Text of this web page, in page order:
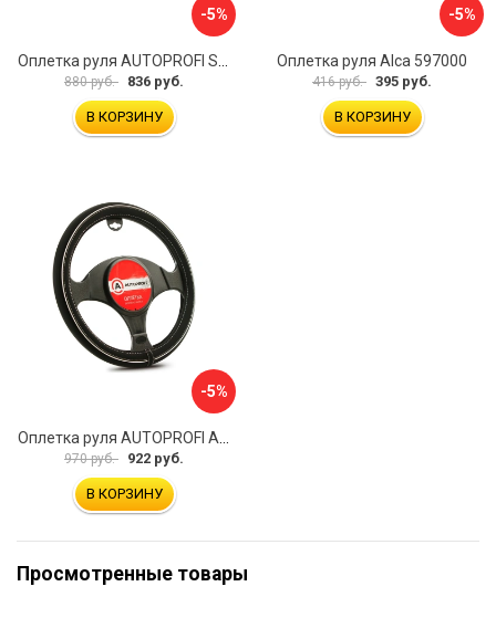
-5%
880 руб. 836 руб.
В КОРЗИНУ
-5%
Оплетка руля Alca 597000
416 руб. 395 руб.
В КОРЗИНУ
-5%
970 руб. 922 руб.
В КОРЗИНУ
Просмотренные товары